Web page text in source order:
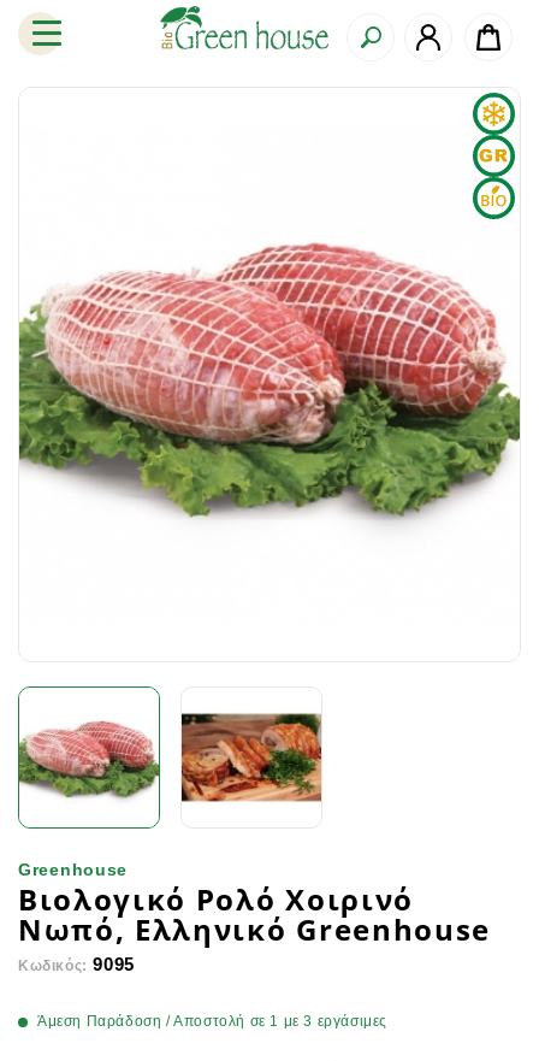
Greenhouse
Βιολογικό Ρολό Χοιρινό
Νωπό, Ελληνικό Greenhouse
Κωδικός: 9095
Άμεση Παράδοση / Αποστολή σε 1 με 3 εργάσιμες